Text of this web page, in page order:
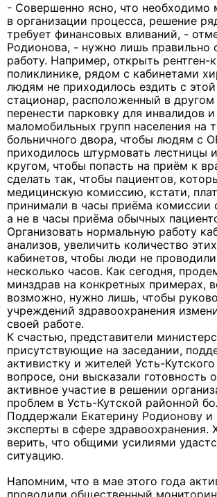
- Совершенно ясно, что необходимо
в организации процесса, решение
требует финансовых вливаний, -
Родионова, - нужно лишь правильно
работу. Например, открыть рентген-
поликлинике, рядом с кабинетами
людям не приходилось ездить с
стационар, расположенный в
перенести парковку для инвалидов и
маломобильных групп населения на
больничного двора, чтобы людям с
приходилось штурмовать лестницы
кругом, чтобы попасть на приём к
сделать так, чтобы пациентов,
медицинскую комиссию, кстати,
принимали в часы приёма комиссии
а не в часы приёма обычных
Организовать нормальную работу
анализов, увеличить количество
кабинетов, чтобы люди не
несколько часов. Как сегодня,
минздрав на конкретных примерах,
возможно, нужно лишь, чтобы
учреждений здравоохранения
своей работе.
К счастью, представители
присутствующие на заседании,
активистку и жителей Усть-
вопросе, они высказали готовность
активное участие в решении
проблем в Усть-Кутской районной
Поддержали Екатерину Родионову
эксперты в сфере здравоохранения.
верить, что общими усилиями
ситуацию.
Напомним, что в мае этого года